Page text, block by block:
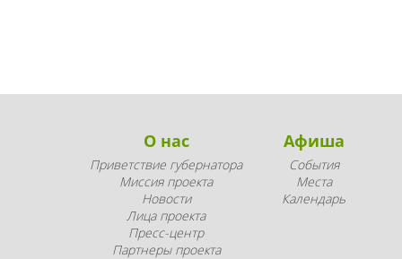
О нас
Приветствие губернатора
Миссия проекта
Новости
Лица проекта
Пресс-центр
Партнеры проекта
Афиша
События
Места
Календарь